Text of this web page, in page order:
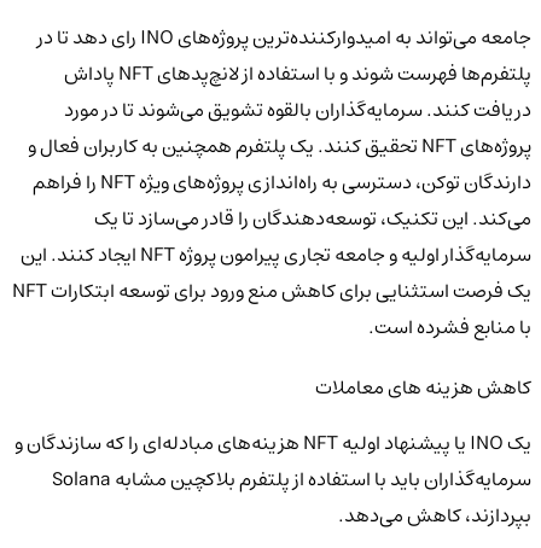
جامعه می‌تواند به امیدوارکننده‌ترین پروژه‌های INO رای دهد تا در
پلتفرم‌ها فهرست شوند و با استفاده از لانچ‌پدهای NFT پاداش
دریافت کنند. سرمایه‌گذاران بالقوه تشویق می‌شوند تا در مورد
پروژه‌های NFT تحقیق کنند. یک پلتفرم همچنین به کاربران فعال و
دارندگان توکن، دسترسی به راه‌اندازی پروژه‌های ویژه NFT را فراهم
می‌کند. این تکنیک، توسعه‌دهندگان را قادر می‌سازد تا یک
سرمایه‌گذار اولیه و جامعه تجاری پیرامون پروژه NFT ایجاد کنند. این
یک فرصت استثنایی برای کاهش منع ورود برای توسعه ابتکارات NFT
با منابع فشرده است.
کاهش هزینه های معاملات
یک INO یا پیشنهاد اولیه NFT هزینه‌های مبادله‌ای را که سازندگان و
سرمایه‌گذاران باید با استفاده از پلتفرم بلاکچین مشابه Solana
بپردازند، کاهش می‌دهد.